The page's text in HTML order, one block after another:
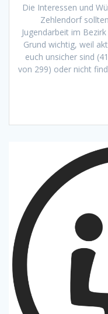
Die Interessen und
Zehlendorf
Jugendarbeit im
Grund wichtig, weil
euch unsicher sind
von 299) oder nicht